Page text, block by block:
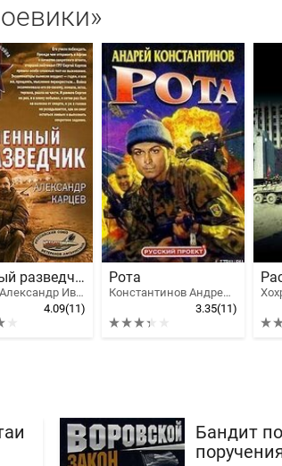
Военный разведчик
Карцев Александр Иванович
4.09(11)
Рота
Константинов Андрей Дмитриевич, Подопригора Борис, Цепов Роман
3.35(11)
Бандит